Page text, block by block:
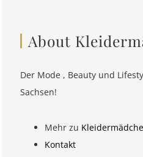
About
Der Mode , Beauty und
Sachsen!
Mehr zu
Kontakt